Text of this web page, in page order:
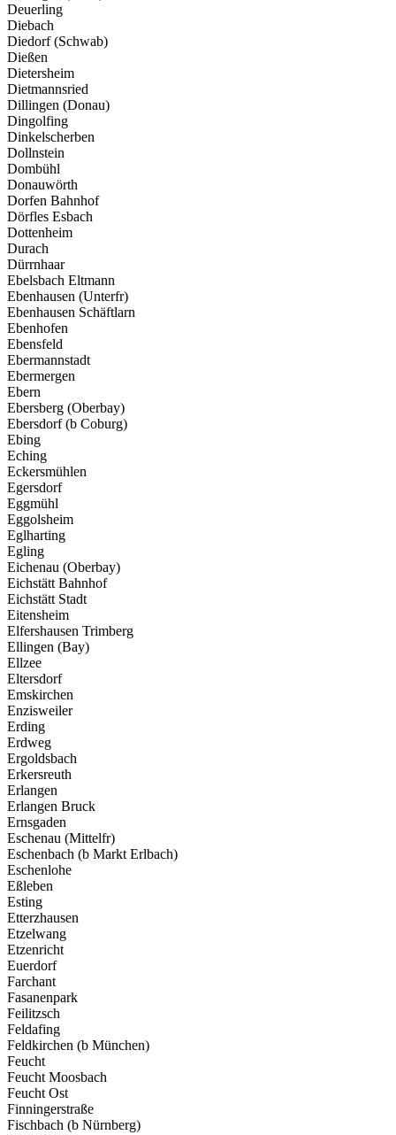
Deuerling
Diebach
Diedorf (Schwab)
Dießen
Dietersheim
Dietmannsried
Dillingen (Donau)
Dingolfing
Dinkelscherben
Dollnstein
Dombühl
Donauwörth
Dorfen Bahnhof
Dörfles Esbach
Dottenheim
Durach
Dürrnhaar
Ebelsbach Eltmann
Ebenhausen (Unterfr)
Ebenhausen Schäftlarn
Ebenhofen
Ebensfeld
Ebermannstadt
Ebermergen
Ebern
Ebersberg (Oberbay)
Ebersdorf (b Coburg)
Ebing
Eching
Eckersmühlen
Egersdorf
Eggmühl
Eggolsheim
Eglharting
Egling
Eichenau (Oberbay)
Eichstätt Bahnhof
Eichstätt Stadt
Eitensheim
Elfershausen Trimberg
Ellingen (Bay)
Ellzee
Eltersdorf
Emskirchen
Enzisweiler
Erding
Erdweg
Ergoldsbach
Erkersreuth
Erlangen
Erlangen Bruck
Ernsgaden
Eschenau (Mittelfr)
Eschenbach (b Markt Erlbach)
Eschenlohe
Eßleben
Esting
Etterzhausen
Etzelwang
Etzenricht
Euerdorf
Farchant
Fasanenpark
Feilitzsch
Feldafing
Feldkirchen (b München)
Feucht
Feucht Moosbach
Feucht Ost
Finningerstraße
Fischbach (b Nürnberg)